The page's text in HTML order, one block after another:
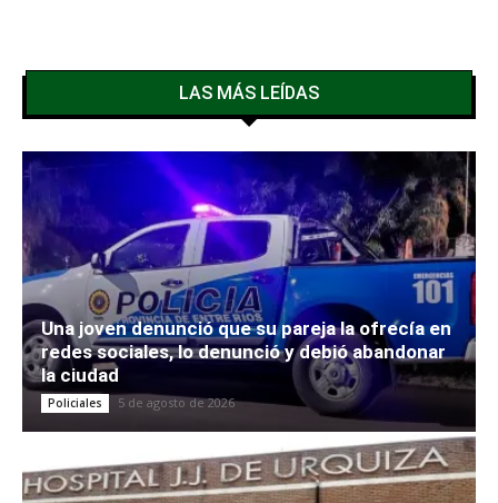
LAS MÁS LEÍDAS
Una joven denunció que su pareja la ofrecía en
redes sociales, lo denunció y debió abandonar
la ciudad
Policiales 5 de agosto de 2026